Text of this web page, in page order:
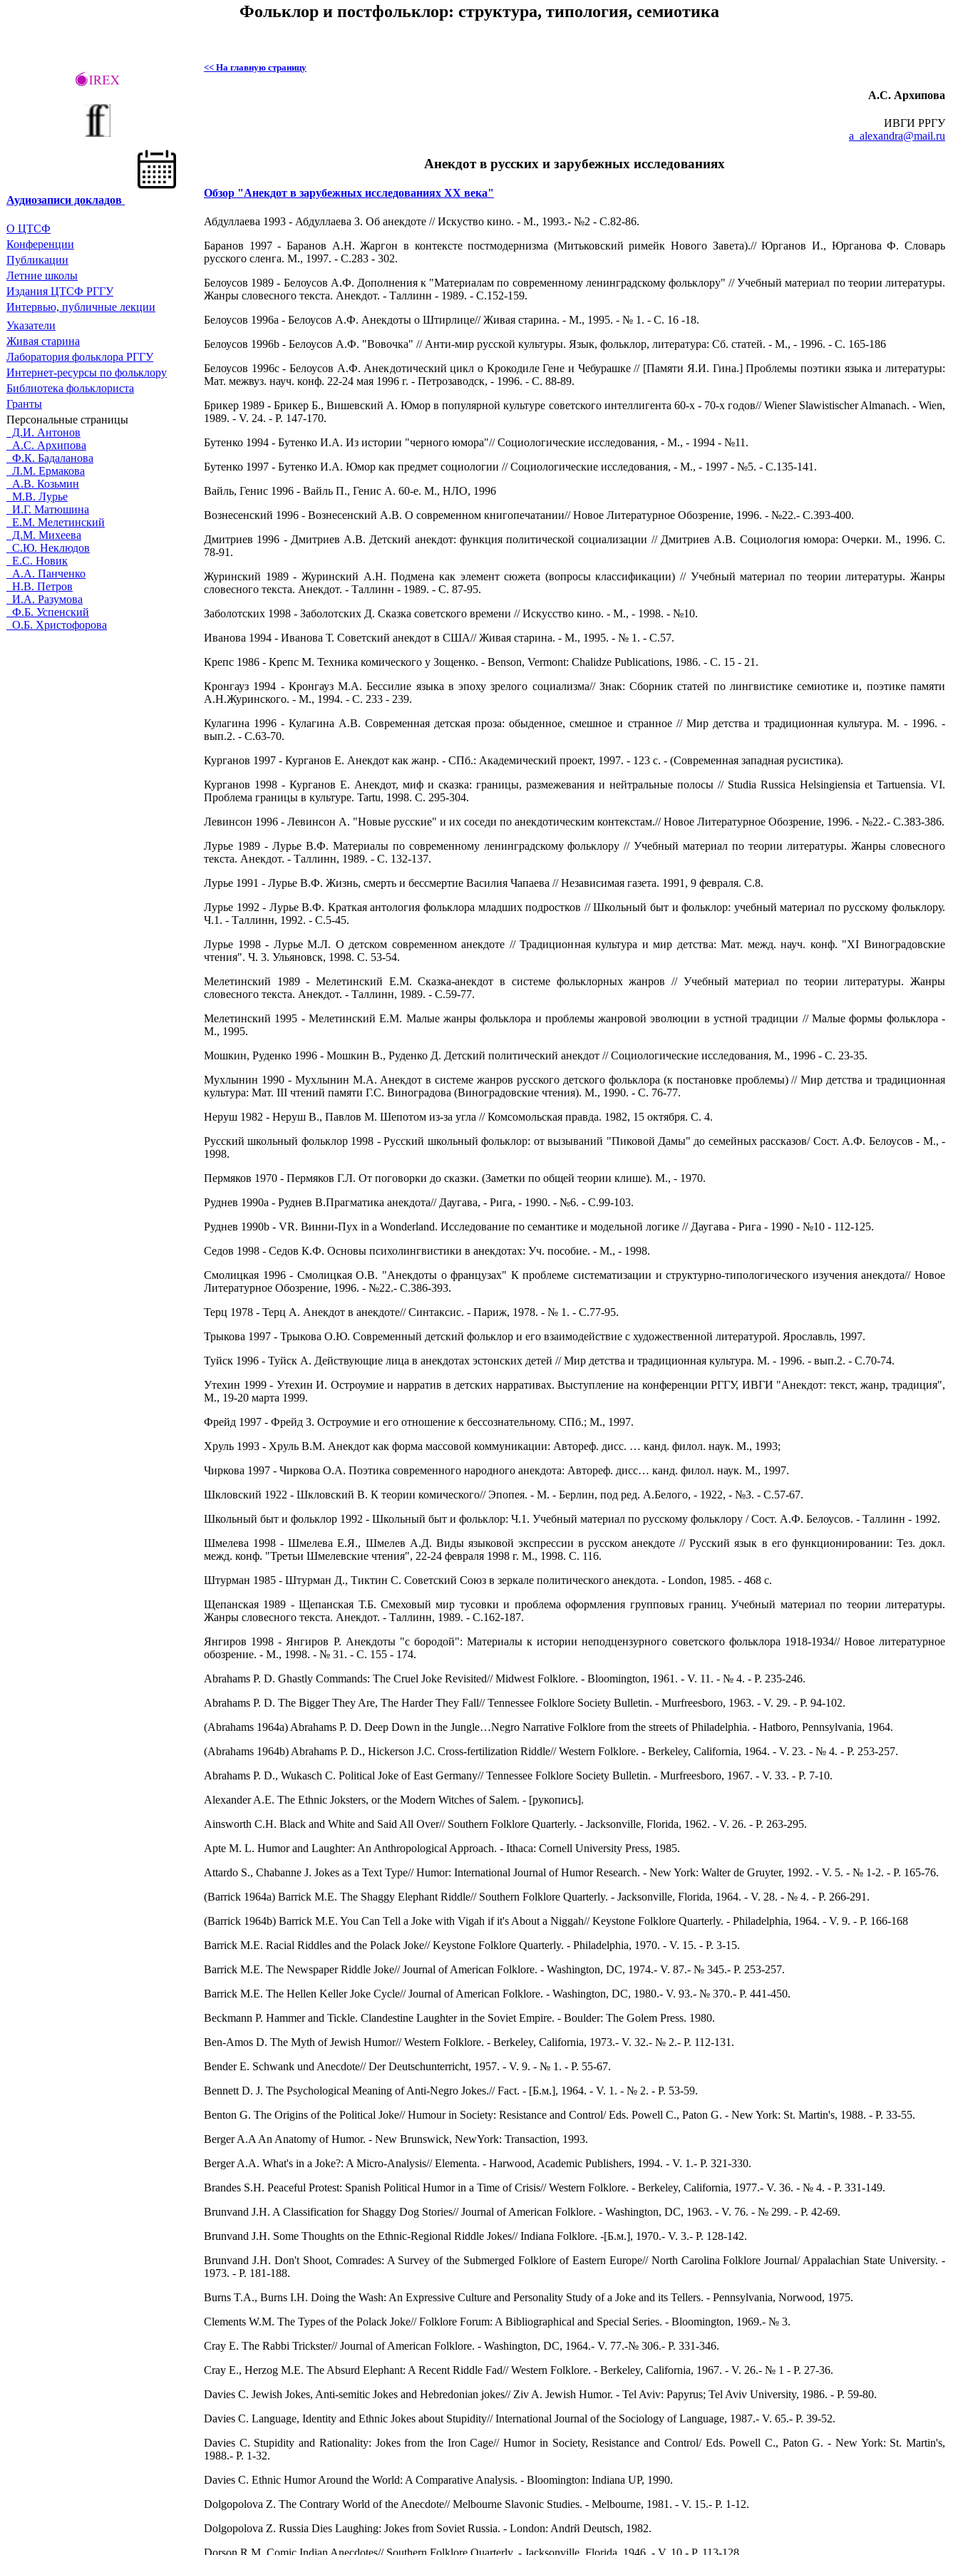
Фольклор и постфольклор: структура, типология, семиотика
Аудиозаписи докладов
О ЦТСФ
Конференции
Публикации
Летние школы
Издания ЦТСФ РГГУ
Интервью, публичные лекции
Указатели
Живая cтарина
Лаборатория фольклора РГГУ
Интернет-ресурсы по фольклору
Библиотека фольклориста
Гранты
Персональные страницы
Д.И. Антонов
А.С. Архипова
Ф.К. Бадаланова
Л.М. Ермакова
А.В. Козьмин
М.В. Лурье
И.Г. Матюшина
Е.М. Мелетинский
Д.М. Михеева
С.Ю. Неклюдов
Е.С. Новик
А.А. Панченко
Н.В. Петров
И.А. Разумова
Ф.Б. Успенский
О.Б. Христофорова
<< На главную страницу
А.С. Архипова
ИВГИ РРГУ
a_alexandra@mail.ru
Анекдот в русских и зарубежных исследованиях
Обзор "Анекдот в зарубежных исследованиях XX века"
Абдуллаева 1993 - Абдуллаева З. Об анекдоте // Искуство кино. - М., 1993.- №2 - С.82-86.
Баранов 1997 - Баранов А.Н. Жаргон в контексте постмодернизма (Митьковский римейк Нового Завета).// Юрганов И., Юрганова Ф. Словарь
русского сленга. М., 1997. - С.283 - 302.
Белоусов 1989 - Белоусов А.Ф. Дополнения к "Материалам по современному ленинградскому фольклору" // Учебный материал по теории литературы.
Жанры словесного текста. Анекдот. - Таллинн - 1989. - С.152-159.
Белоусов 1996a - Белоусов А.Ф. Анекдоты о Штирлице// Живая старина. - М., 1995. - № 1. - С. 16 -18.
Белоусов 1996b - Белоусов А.Ф. "Вовочка" // Анти-мир русской культуры. Язык, фольклор, литература: Сб. статей. - М., - 1996. - С. 165-186
Белоусов 1996c - Белоусов А.Ф. Анекдотический цикл о Крокодиле Гене и Чебурашке // [Памяти Я.И. Гина.] Проблемы поэтики языка и литературы:
Мат. межвуз. науч. конф. 22-24 мая 1996 г. - Петрозаводск, - 1996. - С. 88-89.
Брикер 1989 - Брикер Б., Вишевский А. Юмор в популярной культуре советского интеллигента 60-х - 70-х годов// Wiener Slawistischer Almanach. - Wien,
1989. - V. 24. - P. 147-170.
Бутенко 1994 - Бутенко И.А. Из истории "черного юмора"// Социологические исследования, - М., - 1994 - №11.
Бутенко 1997 - Бутенко И.А. Юмор как предмет социологии // Социологические исследования, - М., - 1997 - №5. - С.135-141.
Вайль, Генис 1996 - Вайль П., Генис А. 60-е. М., НЛО, 1996
Вознесенский 1996 - Вознесенский А.В. О современном книгопечатании// Новое Литературное Обозрение, 1996. - №22.- С.393-400.
Дмитриев 1996 - Дмитриев А.В. Детский анекдот: функция политической социализации // Дмитриев А.В. Социология юмора: Очерки. М., 1996. С.
78-91.
Журинский 1989 - Журинский А.Н. Подмена как элемент сюжета (вопросы классификации) // Учебный материал по теории литературы. Жанры
словесного текста. Анекдот. - Таллинн - 1989. - С. 87-95.
Заболотских 1998 - Заболотских Д. Сказка советского времени // Искусство кино. - М., - 1998. - №10.
Иванова 1994 - Иванова Т. Советский анекдот в США// Живая старина. - М., 1995. - № 1. - С.57.
Крепс 1986 - Крепс М. Техника комического у Зощенко. - Benson, Vermont: Chalidze Publications, 1986. - С. 15 - 21.
Кронгауз 1994 - Кронгауз М.А. Бессилие языка в эпоху зрелого социализма// Знак: Сборник статей по лингвистике семиотике и, поэтике памяти
А.Н.Журинского. - М., 1994. - С. 233 - 239.
Кулагина 1996 - Кулагина А.В. Современная детская проза: обыденное, смешное и странное // Мир детства и традиционная культура. М. - 1996. -
вып.2. - С.63-70.
Курганов 1997 - Курганов Е. Анекдот как жанр. - СПб.: Академический проект, 1997. - 123 с. - (Современная западная русистика).
Курганов 1998 - Курганов Е. Анекдот, миф и сказка: границы, размежевания и нейтральные полосы // Studia Russica Helsingiensia et Tartuensia. VI.
Проблема границы в культуре. Tartu, 1998. С. 295-304.
Левинсон 1996 - Левинсон А. "Новые русские" и их соседи по анекдотическим контекстам.// Новое Литературное Обозрение, 1996. - №22.- С.383-386.
Лурье 1989 - Лурье В.Ф. Материалы по современному ленинградскому фольклору // Учебный материал по теории литературы. Жанры словесного
текста. Анекдот. - Таллинн, 1989. - С. 132-137.
Лурье 1991 - Лурье В.Ф. Жизнь, смерть и бессмертие Василия Чапаева // Независимая газета. 1991, 9 февраля. С.8.
Лурье 1992 - Лурье В.Ф. Краткая антология фольклора младших подростков // Школьный быт и фольклор: учебный материал по русскому фольклору.
Ч.1. - Таллинн, 1992. - С.5-45.
Лурье 1998 - Лурье М.Л. О детском современном анекдоте // Традиционная культура и мир детства: Мат. межд. науч. конф. "XI Виноградовские
чтения". Ч. 3. Ульяновск, 1998. С. 53-54.
Мелетинский 1989 - Мелетинский Е.М. Сказка-анекдот в системе фольклорных жанров // Учебный материал по теории литературы. Жанры
словесного текста. Анекдот. - Таллинн, 1989. - С.59-77.
Мелетинский 1995 - Мелетинский Е.М. Малые жанры фольклора и проблемы жанровой эволюции в устной традиции // Малые формы фольклора -
М., 1995.
Мошкин, Руденко 1996 - Мошкин В., Руденко Д. Детский политический анекдот // Социологические исследования, М., 1996 - С. 23-35.
Мухлынин 1990 - Мухлынин М.А. Анекдот в системе жанров русского детского фольклора (к постановке проблемы) // Мир детства и традиционная
культура: Мат. III чтений памяти Г.С. Виноградова (Виноградовские чтения). М., 1990. - С. 76-77.
Неруш 1982 - Неруш В., Павлов М. Шепотом из-за угла // Комсомольская правда. 1982, 15 октября. С. 4.
Русский школьный фольклор 1998 - Русский школьный фольклор: от вызываний "Пиковой Дамы" до семейных рассказов/ Сост. А.Ф. Белоусов - М., -
1998.
Пермяков 1970 - Пермяков Г.Л. От поговорки до сказки. (Заметки по общей теории клише). М., - 1970.
Руднев 1990а - Руднев В.Прагматика анекдота// Даугава, - Рига, - 1990. - №6. - С.99-103.
Руднев 1990b - VR. Винни-Пух in a Wonderland. Исследование по семантике и модельной логике // Даугава - Рига - 1990 - №10 - 112-125.
Седов 1998 - Седов К.Ф. Основы психолингвистики в анекдотах: Уч. пособие. - М., - 1998.
Смолицкая 1996 - Смолицкая О.В. "Анекдоты о французах" К проблеме систематизации и структурно-типологического изучения анекдота// Новое
Литературное Обозрение, 1996. - №22.- С.386-393.
Терц 1978 - Терц А. Анекдот в анекдоте// Синтаксис. - Париж, 1978. - № 1. - С.77-95.
Трыкова 1997 - Трыкова О.Ю. Современный детский фольклор и его взаимодействие с художественной литературой. Ярославль, 1997.
Туйск 1996 - Туйск А. Действующие лица в анекдотах эстонских детей // Мир детства и традиционная культура. М. - 1996. - вып.2. - С.70-74.
Утехин 1999 - Утехин И. Остроумие и нарратив в детских нарративах. Выступление на конференции РГГУ, ИВГИ "Анекдот: текст, жанр, традиция",
М., 19-20 марта 1999.
Фрейд 1997 - Фрейд З. Остроумие и его отношение к бессознательному. CПб.; М., 1997.
Хруль 1993 - Хруль В.М. Анекдот как форма массовой коммуникации: Автореф. дисс. … канд. филол. наук. М., 1993;
Чиркова 1997 - Чиркова О.А. Поэтика современного народного анекдота: Автореф. дисс… канд. филол. наук. М., 1997.
Шкловский 1922 - Шкловский В. К теории комического// Эпопея. - М. - Берлин, под ред. А.Белого, - 1922, - №3. - С.57-67.
Школьный быт и фольклор 1992 - Школьный быт и фольклор: Ч.1. Учебный материал по русскому фольклору / Сост. А.Ф. Белоусов. - Таллинн - 1992.
Шмелева 1998 - Шмелева Е.Я., Шмелев А.Д. Виды языковой экспрессии в русском анекдоте // Русский язык в его функционировании: Тез. докл.
межд. конф. "Третьи Шмелевские чтения", 22-24 февраля 1998 г. М., 1998. С. 116.
Штурман 1985 - Штурман Д., Тиктин С. Советский Союз в зеркале политического анекдота. - London, 1985. - 468 с.
Щепанская 1989 - Щепанская Т.Б. Смеховый мир тусовки и проблема оформления групповых границ. Учебный материал по теории литературы.
Жанры словесного текста. Анекдот. - Таллинн, 1989. - С.162-187.
Янгиров 1998 - Янгиров Р. Анекдоты "с бородой": Материалы к истории неподцензурного советского фольклора 1918-1934// Новое литературное
обозрение. - М., 1998. - № 31. - С. 155 - 174.
Abrahams P. D. Ghastly Commands: The Cruel Joke Revisited// Midwest Folklore. - Bloomington, 1961. - V. 11. - № 4. - P. 235-246.
Abrahams P. D. The Bigger They Are, The Harder They Fall// Tennessee Folklore Society Bulletin. - Murfreesboro, 1963. - V. 29. - P. 94-102.
(Abrahams 1964a) Abrahams P. D. Deep Down in the Jungle…Negro Narrative Folklore from the streets of Philadelphia. - Hatboro, Pennsylvania, 1964.
(Abrahams 1964b) Abrahams P. D., Hickerson J.C. Cross-fertilization Riddle// Western Folklore. - Berkeley, California, 1964. - V. 23. - № 4. - P. 253-257.
Abrahams P. D., Wukasch C. Political Joke of East Germany// Tennessee Folklore Society Bulletin. - Murfreesboro, 1967. - V. 33. - P. 7-10.
Alexander A.E. The Ethnic Joksters, or the Modern Witches of Salem. - [рукопись].
Ainsworth C.H. Black and White and Said All Over// Southern Folklore Quarterly. - Jacksonville, Florida, 1962. - V. 26. - P. 263-295.
Apte M. L. Humor and Laughter: An Anthropological Approach. - Ithaca: Cornell University Press, 1985.
Attardo S., Chabanne J. Jokes as a Text Type// Humor: International Journal of Humor Research. - New York: Walter de Gruyter, 1992. - V. 5. - № 1-2. - Р. 165-76.
(Barrick 1964a) Barrick M.E. The Shaggy Elephant Riddle// Southern Folklore Quarterly. - Jacksonville, Florida, 1964. - V. 28. - № 4. - P. 266-291.
(Barrick 1964b) Barrick M.E. You Can Тell a Joke with Vigah if it's About a Niggah// Keystone Folklore Quarterly. - Philadelphia, 1964. - V. 9. - P. 166-168
Barrick M.E. Racial Riddles and the Polack Joke// Keystone Folklore Quarterly. - Philadelphia, 1970. - V. 15. - P. 3-15.
Barrick M.E. The Newspaper Riddle Joke// Journal of American Folklore. - Washington, DC, 1974.- V. 87.- № 345.- P. 253-257.
Barrick M.E. The Hellen Keller Joke Cycle// Journal of American Folklore. - Washington, DC, 1980.- V. 93.- № 370.- P. 441-450.
Beckmann P. Hammer and Tickle. Clandestine Laughter in the Soviet Empire. - Boulder: The Golem Press. 1980.
Ben-Amos D. The Myth of Jewish Humor// Western Folklore. - Berkeley, California, 1973.- V. 32.- № 2.- P. 112-131.
Bender E. Schwank und Anecdote// Der Deutschunterricht, 1957. - V. 9. - № 1. - P. 55-67.
Bennett D. J. The Psychological Meaning of Anti-Negro Jokes.// Fact. - [Б.м.], 1964. - V. 1. - № 2. - P. 53-59.
Benton G. The Origins of the Political Joke// Humour in Society: Resistance and Control/ Eds. Powell C., Paton G. - New York: St. Martin's, 1988. - P. 33-55.
Berger A.A An Anatomy of Humor. - New Brunswick, NewYork: Transaction, 1993.
Berger A.A. What's in a Joke?: A Micro-Analysis// Elementa. - Harwood, Academic Publishers, 1994. - V. 1.- P. 321-330.
Brandes S.H. Peaceful Protest: Spanish Political Humor in a Time of Crisis// Western Folklore. - Berkeley, California, 1977.- V. 36. - № 4. - P. 331-149.
Brunvand J.H. A Classification for Shaggy Dog Stories// Journal of American Folklore. - Washington, DC, 1963. - V. 76. - № 299. - P. 42-69.
Brunvand J.H. Some Thoughts on the Ethnic-Regional Riddle Jokes// Indiana Folklore. -[Б.м.], 1970.- V. 3.- P. 128-142.
Brunvand J.H. Don't Shoot, Comrades: A Survey of the Submerged Folklore of Eastern Europe// North Carolina Folklore Journal/ Appalachian State University. -
1973. - P. 181-188.
Burns T.A., Burns I.H. Doing the Wash: An Expressive Culture and Personality Study of a Joke and its Tellers. - Pennsylvania, Norwood, 1975.
Clements W.M. The Types of the Polack Joke// Folklore Forum: A Bibliographical and Special Series. - Bloomington, 1969.- № 3.
Сray E. The Rabbi Trickster// Journal of American Folklore. - Washington, DC, 1964.- V. 77.-№ 306.- P. 331-346.
Сray E., Herzog M.E. The Absurd Elephant: A Recent Riddle Fad// Western Folklore. - Berkeley, California, 1967. - V. 26.- № 1 - P. 27-36.
Davies C. Jewish Jokes, Anti-semitic Jokes and Hebredonian jokes// Ziv A. Jewish Humor. - Tel Aviv: Papyrus; Tel Aviv University, 1986. - P. 59-80.
Davies C. Language, Identity and Ethnic Jokes about Stupidity// International Journal of the Sociology of Language, 1987.- V. 65.- P. 39-52.
Davies C. Stupidity and Rationality: Jokes from the Iron Cage// Humor in Society, Resistance and Control/ Eds. Powell C., Paton G. - New York: St. Martin's,
1988.- P. 1-32.
Davies C. Ethnic Humor Around the World: A Comparative Analysis. - Bloomington: Indiana UP, 1990.
Dolgopolova Z. The Contrary World of the Anecdote// Melbourne Slavonic Studies. - Melbourne, 1981. - V. 15.- P. 1-12.
Dolgopolova Z. Russia Dies Laughing: Jokes from Soviet Russia. - London: Andrй Deutsch, 1982.
Dorson R.M. Comic Indian Anecdotes// Southern Folklore Quarterly. - Jacksonville, Florida, 1946. - V. 10.- P. 113-128.